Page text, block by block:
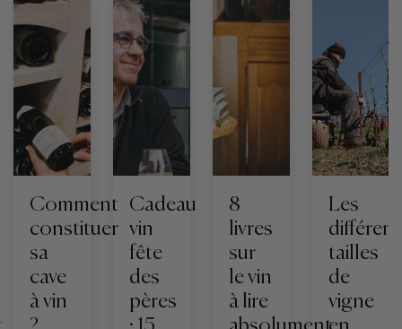
Comment
constituer
sa
cave
à vin
Cadeau
vin
fête
des
pères
8
livres
sur
le vin
à lire
Les
tailles
de
vigne